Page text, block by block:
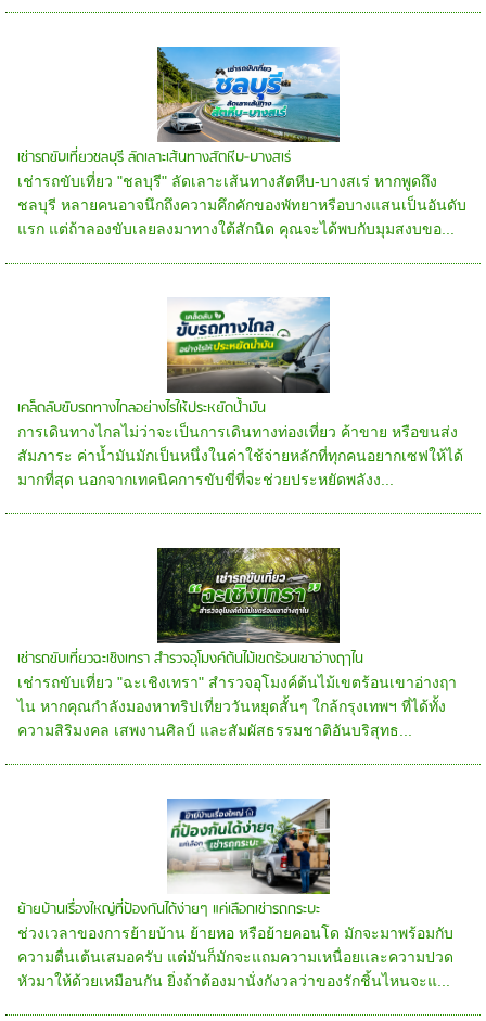
เช่ารถขับเที่ยวชลบุรี ลัดเลาะเส้นทางสัตหีบ-บางสเร่
เช่ารถขับเที่ยว "ชลบุรี" ลัดเลาะเส้นทางสัตหีบ-บางสเร่ หากพูดถึง
ชลบุรี หลายคนอาจนึกถึงความคึกคักของพัทยาหรือบางแสนเป็นอันดับ
แรก แต่ถ้าลองขับเลยลงมาทางใต้สักนิด คุณจะได้พบกับมุมสงบขอ...
เคล็ดลับขับรถทางไกลอย่างไรให้ประหยัดน้ำมัน
การเดินทางไกลไม่ว่าจะเป็นการเดินทางท่องเที่ยว ค้าขาย หรือขนส่ง
สัมภาระ ค่าน้ำมันมักเป็นหนึ่งในค่าใช้จ่ายหลักที่ทุกคนอยากเซฟให้ได้
มากที่สุด นอกจากเทคนิคการขับขี่ที่จะช่วยประหยัดพลังง...
เช่ารถขับเที่ยวฉะเชิงเทรา สำรวจอุโมงค์ต้นไม้เขตร้อนเขาอ่างฤาไน
เช่ารถขับเที่ยว "ฉะเชิงเทรา" สำรวจอุโมงค์ต้นไม้เขตร้อนเขาอ่างฤา
ไน หากคุณกำลังมองหาทริปเที่ยววันหยุดสั้นๆ ใกล้กรุงเทพฯ ที่ได้ทั้ง
ความสิริมงคล เสพงานศิลป์ และสัมผัสธรรมชาติอันบริสุทธ...
ย้ายบ้านเรื่องใหญ่ที่ป้องกันได้ง่ายๆ แค่เลือกเช่ารถกระบะ
ช่วงเวลาของการย้ายบ้าน ย้ายหอ หรือย้ายคอนโด มักจะมาพร้อมกับ
ความตื่นเต้นเสมอครับ แต่มันก็มักจะแถมความเหนื่อยและความปวด
หัวมาให้ด้วยเหมือนกัน ยิ่งถ้าต้องมานั่งกังวลว่าของรักชิ้นไหนจะแ...